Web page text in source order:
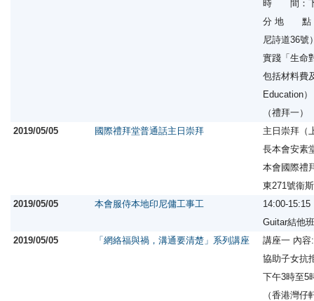
時 間：下
分 地 點：
尼詩道36
實踐「生
包括材料費
Education
（禮拜一）
2019/05/05
國際禮拜堂普通話主日崇拜
主日崇拜（
長本會安素
本會國際禮
東271號衞
2019/05/05
本會服侍本地印尼傭工事工
14:00-15:15
Guitar結他
2019/05/05
「網絡福與禍，溝通要清楚」系列講座
講座一 內容
協助子女抗
下午3時至5
（香港灣